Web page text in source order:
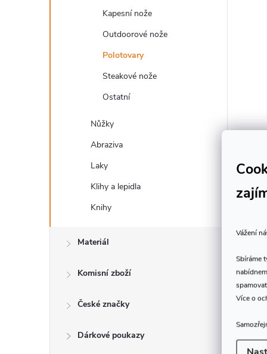
Vážení
Sbíráme
Více o
Kapesní nože
Outdoorové nože
Polotovary
Steakové nože
Ostatní
Nůžky
Abraziva
Laky
Klihy a lepidla
Knihy
Materiál
Komisní zboží
České značky
Dárkové poukazy